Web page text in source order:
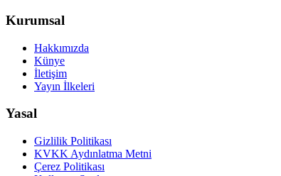
Kurumsal
Hakkımızda
Künye
İletişim
Yayın İlkeleri
Yasal
Gizlilik Politikası
KVKK Aydınlatma Metni
Çerez Politikası